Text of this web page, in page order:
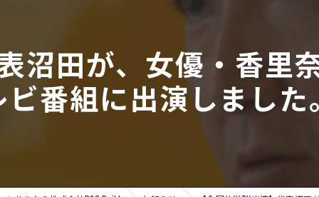
バイオマスボイラー導入
太陽光発電事業
沼田が、女優・香里
ビ番組に出演しました